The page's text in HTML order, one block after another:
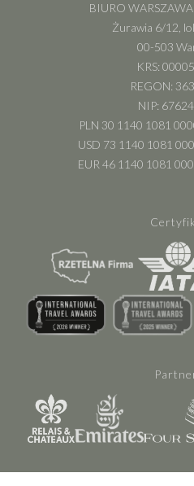
BIURO
Żurawia 6/12,
00-503
KRS:
REGON:
NIP:
PLN 30 1140 1081
USD 73 1140 1081
EUR 46 1140 1081